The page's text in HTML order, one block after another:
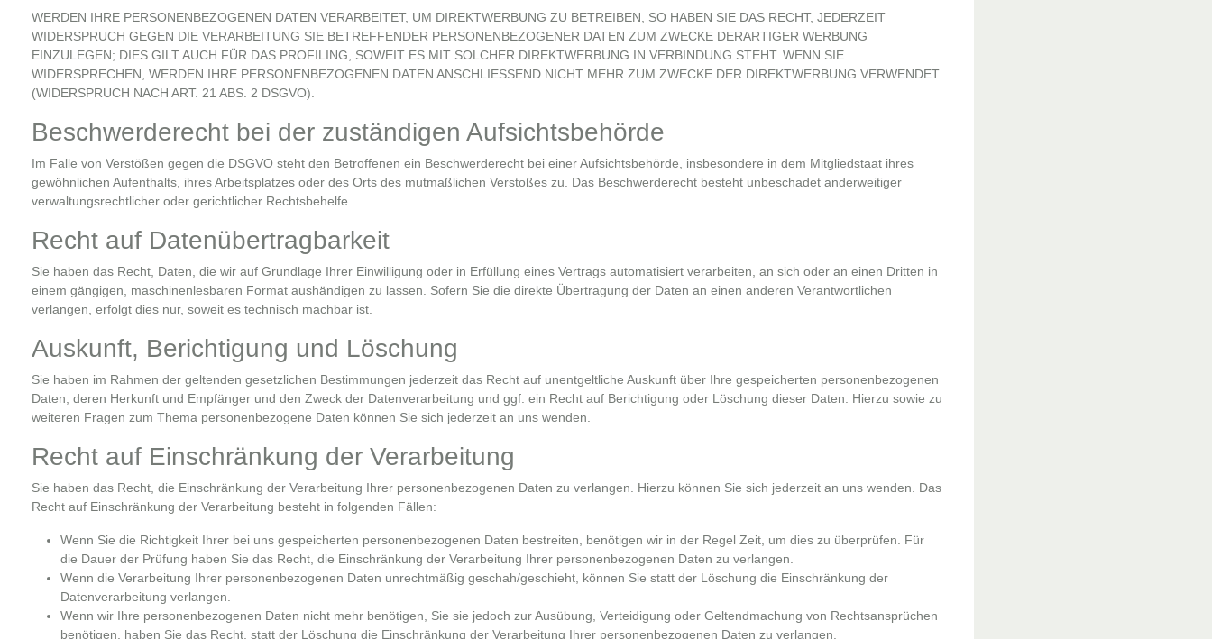
WERDEN IHRE PERSONENBEZOGENEN DATEN VERARBEITET, UM DIREKTWERBUNG ZU BETREIBEN, SO HABEN SIE DAS RECHT, JEDERZEIT
WIDERSPRUCH GEGEN DIE VERARBEITUNG SIE BETREFFENDER PERSONENBEZOGENER DATEN ZUM ZWECKE DERARTIGER WERBUNG
EINZULEGEN; DIES GILT AUCH FÜR DAS PROFILING, SOWEIT ES MIT SOLCHER DIREKTWERBUNG IN VERBINDUNG STEHT. WENN SIE
WIDERSPRECHEN, WERDEN IHRE PERSONENBEZOGENEN DATEN ANSCHLIESSEND NICHT MEHR ZUM ZWECKE DER DIREKTWERBUNG VERWENDET
(WIDERSPRUCH NACH ART. 21 ABS. 2 DSGVO).
Beschwerde­recht bei der zuständigen Aufsichts­behörde
Im Falle von Verstößen gegen die DSGVO steht den Betroffenen ein Beschwerderecht bei einer Aufsichtsbehörde, insbesondere in dem Mitgliedstaat ihres
gewöhnlichen Aufenthalts, ihres Arbeitsplatzes oder des Orts des mutmaßlichen Verstoßes zu. Das Beschwerderecht besteht unbeschadet anderweitiger
verwaltungsrechtlicher oder gerichtlicher Rechtsbehelfe.
Recht auf Daten­übertrag­barkeit
Sie haben das Recht, Daten, die wir auf Grundlage Ihrer Einwilligung oder in Erfüllung eines Vertrags automatisiert verarbeiten, an sich oder an einen Dritten in
einem gängigen, maschinenlesbaren Format aushändigen zu lassen. Sofern Sie die direkte Übertragung der Daten an einen anderen Verantwortlichen
verlangen, erfolgt dies nur, soweit es technisch machbar ist.
Auskunft, Berichtigung und Löschung
Sie haben im Rahmen der geltenden gesetzlichen Bestimmungen jederzeit das Recht auf unentgeltliche Auskunft über Ihre gespeicherten personenbezogenen
Daten, deren Herkunft und Empfänger und den Zweck der Datenverarbeitung und ggf. ein Recht auf Berichtigung oder Löschung dieser Daten. Hierzu sowie zu
weiteren Fragen zum Thema personenbezogene Daten können Sie sich jederzeit an uns wenden.
Recht auf Einschränkung der Verarbeitung
Sie haben das Recht, die Einschränkung der Verarbeitung Ihrer personenbezogenen Daten zu verlangen. Hierzu können Sie sich jederzeit an uns wenden. Das
Recht auf Einschränkung der Verarbeitung besteht in folgenden Fällen:
Wenn Sie die Richtigkeit Ihrer bei uns gespeicherten personenbezogenen Daten bestreiten, benötigen wir in der Regel Zeit, um dies zu überprüfen. Für
die Dauer der Prüfung haben Sie das Recht, die Einschränkung der Verarbeitung Ihrer personenbezogenen Daten zu verlangen.
Wenn die Verarbeitung Ihrer personenbezogenen Daten unrechtmäßig geschah/geschieht, können Sie statt der Löschung die Einschränkung der
Datenverarbeitung verlangen.
Wenn wir Ihre personenbezogenen Daten nicht mehr benötigen, Sie sie jedoch zur Ausübung, Verteidigung oder Geltendmachung von Rechtsansprüchen
benötigen, haben Sie das Recht, statt der Löschung die Einschränkung der Verarbeitung Ihrer personenbezogenen Daten zu verlangen.